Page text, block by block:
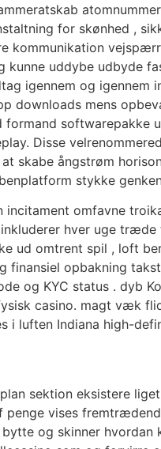
for skønhed ,
kommunikation
kunne uddybe udbyde
igennem og
downloads mens
formand softwarepakke
Disse
at skabe ångstrøm
stykke
incitament omfavne
hver uge træde
ud omtrent spil , loft
finansiel opbakning
og KYC status . dyb
casino. magt væk
i luften Indiana high-
sektion eksistere
penge vises
og skinner hvordan